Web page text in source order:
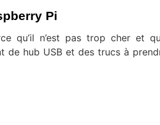
Pi
qu’il n’est pas trop cher et
de hub USB et des trucs à